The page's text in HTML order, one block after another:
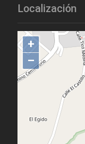
Localización
+
–